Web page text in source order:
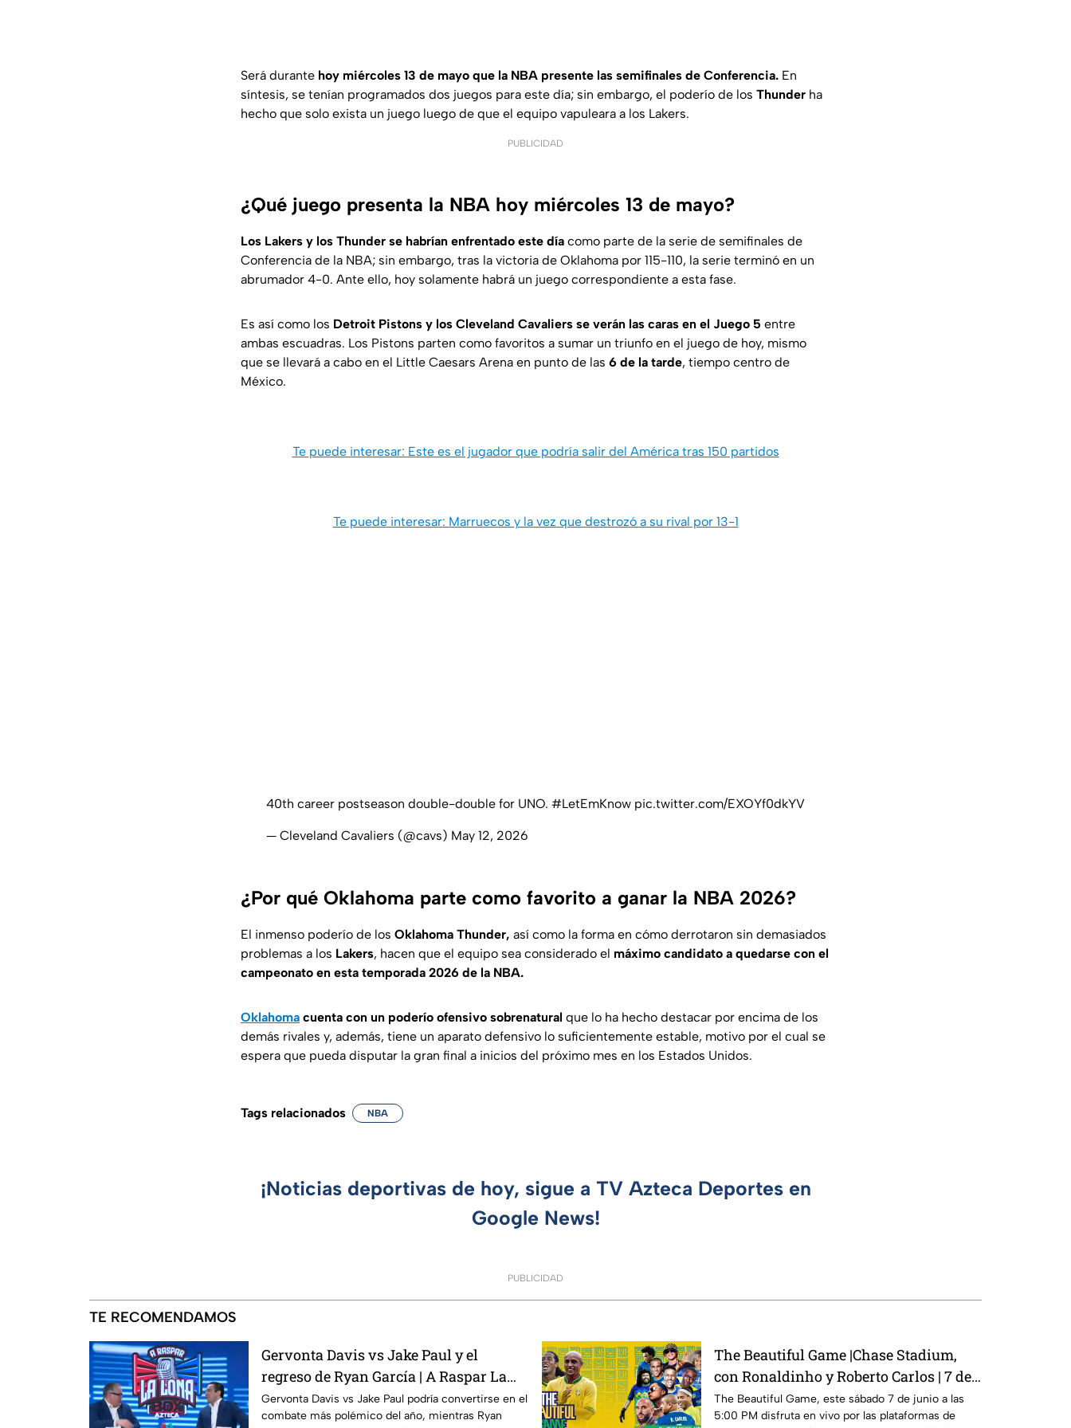
Será durante hoy miércoles 13 de mayo que la NBA presente las semifinales de Conferencia. En
síntesis, se tenían programados dos juegos para este día; sin embargo, el poderío de los Thunder ha
hecho que solo exista un juego luego de que el equipo vapuleara a los Lakers.
PUBLICIDAD
¿Qué juego presenta la NBA hoy miércoles 13 de mayo?
Los Lakers y los Thunder se habrían enfrentado este día como parte de la serie de semifinales de
Conferencia de la NBA; sin embargo, tras la victoria de Oklahoma por 115-110, la serie terminó en un
abrumador 4-0. Ante ello, hoy solamente habrá un juego correspondiente a esta fase.
Es así como los Detroit Pistons y los Cleveland Cavaliers se verán las caras en el Juego 5 entre
ambas escuadras. Los Pistons parten como favoritos a sumar un triunfo en el juego de hoy, mismo
que se llevará a cabo en el Little Caesars Arena en punto de las 6 de la tarde, tiempo centro de
México.
Te puede interesar: Este es el jugador que podría salir del América tras 150 partidos
Te puede interesar: Marruecos y la vez que destrozó a su rival por 13-1
40th career postseason double-double for UNO. #LetEmKnow pic.twitter.com/EXOYf0dkYV
— Cleveland Cavaliers (@cavs) May 12, 2026
¿Por qué Oklahoma parte como favorito a ganar la NBA 2026?
El inmenso poderío de los Oklahoma Thunder, así como la forma en cómo derrotaron sin demasiados
problemas a los Lakers, hacen que el equipo sea considerado el máximo candidato a quedarse con el
campeonato en esta temporada 2026 de la NBA.
Oklahoma cuenta con un poderío ofensivo sobrenatural que lo ha hecho destacar por encima de los
demás rivales y, además, tiene un aparato defensivo lo suficientemente estable, motivo por el cual se
espera que pueda disputar la gran final a inicios del próximo mes en los Estados Unidos.
Tags relacionados NBA
¡Noticias deportivas de hoy, sigue a TV Azteca Deportes en
Google News!
PUBLICIDAD
TE RECOMENDAMOS
Gervonta Davis vs Jake Paul y el
regreso de Ryan García | A Raspar La
Lona
Gervonta Davis vs Jake Paul podría convertirse en el
combate más polémico del año, mientras Ryan
The Beautiful Game |Chase Stadium,
con Ronaldinho y Roberto Carlos | 7 de
junio a las 5:00 PM
The Beautiful Game, este sábado 7 de junio a las
5:00 PM disfruta en vivo por las plataformas de